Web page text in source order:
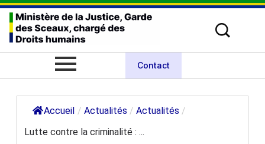
Contact
Accueil / Actualités / Actualités /
Lutte contre la criminalité : ...